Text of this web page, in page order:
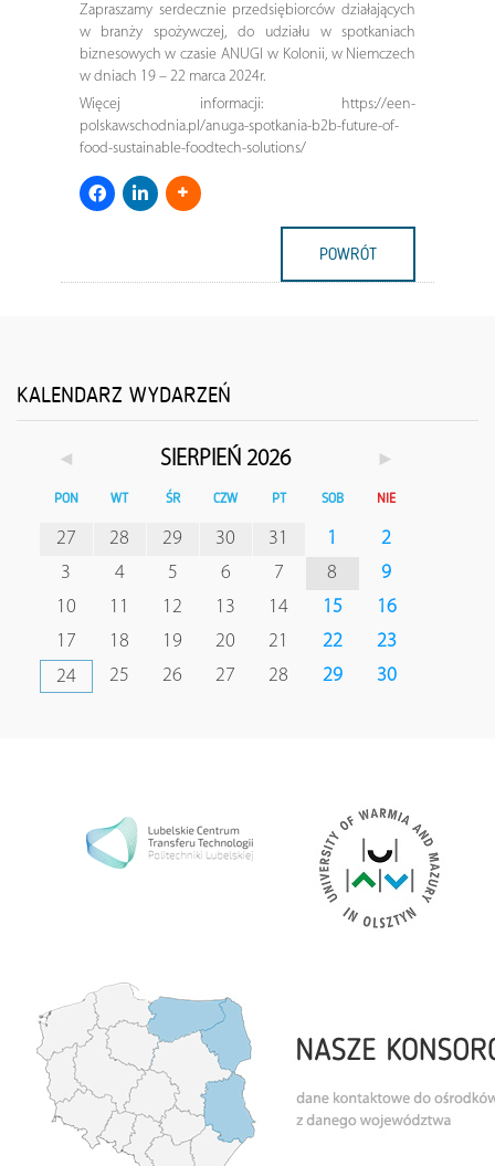
Zapraszamy serdecznie przedsiębiorców działających
w branży spożywczej, do udziału w spotkaniach
biznesowych w czasie ANUGI w Kolonii, w Niemczech
w dniach 19 – 22 marca 2024r.
Więcej informacji: https://een-
polskawschodnia.pl/anuga-spotkania-b2b-future-of-
food-sustainable-foodtech-solutions/
POWRÓT
KALENDARZ WYDARZEŃ
◄ SIERPIEŃ 2026 ►
PON WT ŚR CZW PT SOB NIE
27 28 29 30 31 1
2
3
4 5 6 7 8
9
10
11 12 13 14 15
16
17
18 19 20 21 22
23
24
25 26 27 28 29 30